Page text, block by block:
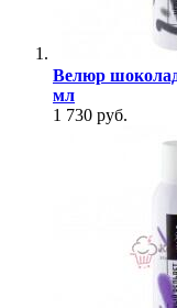
Велюр
мл
1 730 руб.